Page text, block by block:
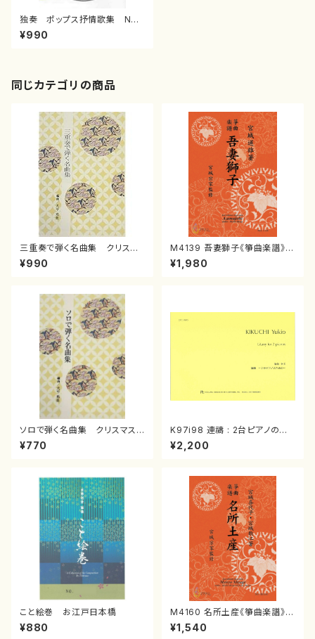
独奏 ポップス抒情歌集 NO.1
（五音階編）(/丸田 美紀/楽譜）
¥990
同じカテゴリの商品
三重奏で弾く名曲集 クリスマ
スメドレー( 箏2/大平光美 編
曲/楽譜）
¥990
M4139 吾妻獅子《箏曲楽譜》
（箏/宮城道雄著・宮城宗家監修/
箏曲古典楽譜）
¥1,980
ソロで弾く名曲集 クリスマス・
イブ／恋人がサンタクロース(
箏独奏 /大平光美 編曲/楽
¥770
K97i98 連禱 : 2台ピアノのた
めの（2 Pianos / 菊池 幸夫 /
楽譜）
¥2,200
こと絵巻 お江戸日本橋
¥880
M4160 名所土産《箏曲楽譜》
（箏/宮城喜代子・宮城数江著・
宮城宗家監修/箏曲古典楽譜）
¥1,540